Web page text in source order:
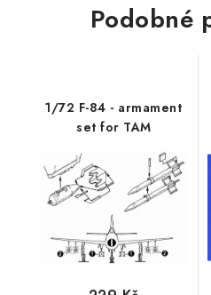
Podobné
1/72 F-84 - armament
set for TAM